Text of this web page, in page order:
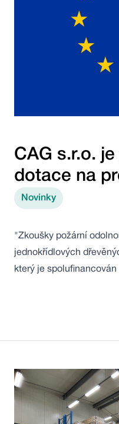
CAG s.r.o.
dotace na
Novinky
"Zkoušky požární
jednokřídlových
který je spolufinancován